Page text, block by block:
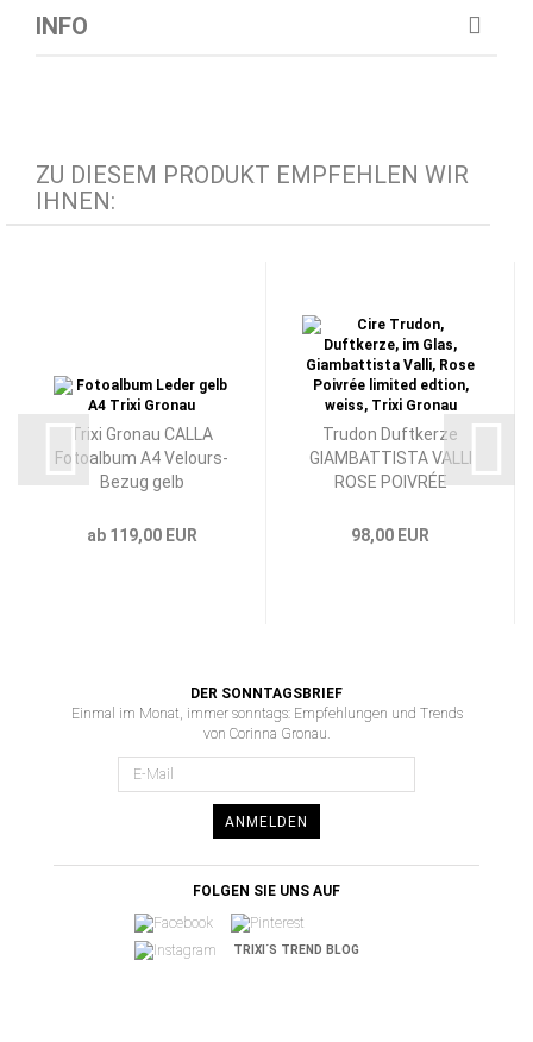
INFO
ZU DIESEM PRODUKT EMPFEHLEN WIR
IHNEN:
Trixi Gronau CALLA
Fotoalbum A4 Velours-
Bezug gelb
ab 119,00 EUR
Trudon Duftkerze
GIAMBATTISTA VALLI
ROSE POIVRÉE
98,00 EUR
DER SONNTAGSBRIEF
Einmal im Monat, immer sonntags: Empfehlungen und Trends
von Corinna Gronau.
ANMELDEN
FOLGEN SIE UNS AUF
TRIXI´S TREND BLOG